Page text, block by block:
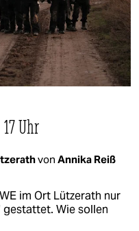
Uhr
von Annika Reiß
im Ort Lützerath nur
gestattet. Wie sollen